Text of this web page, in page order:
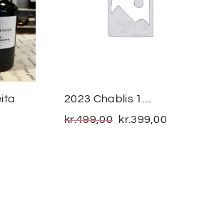
2023 Chablis 1....
kr.499,00 kr.399,00